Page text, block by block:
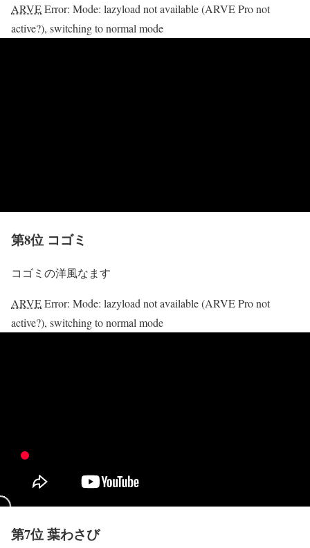
ARVEError: Mode: lazyload not available (ARVE Pro not
active?), switching to normal mode
第8位 コゴミ
コゴミの洋風なます
ARVEError: Mode: lazyload not available (ARVE Pro not
active?), switching to normal mode
第7位 葉わさび